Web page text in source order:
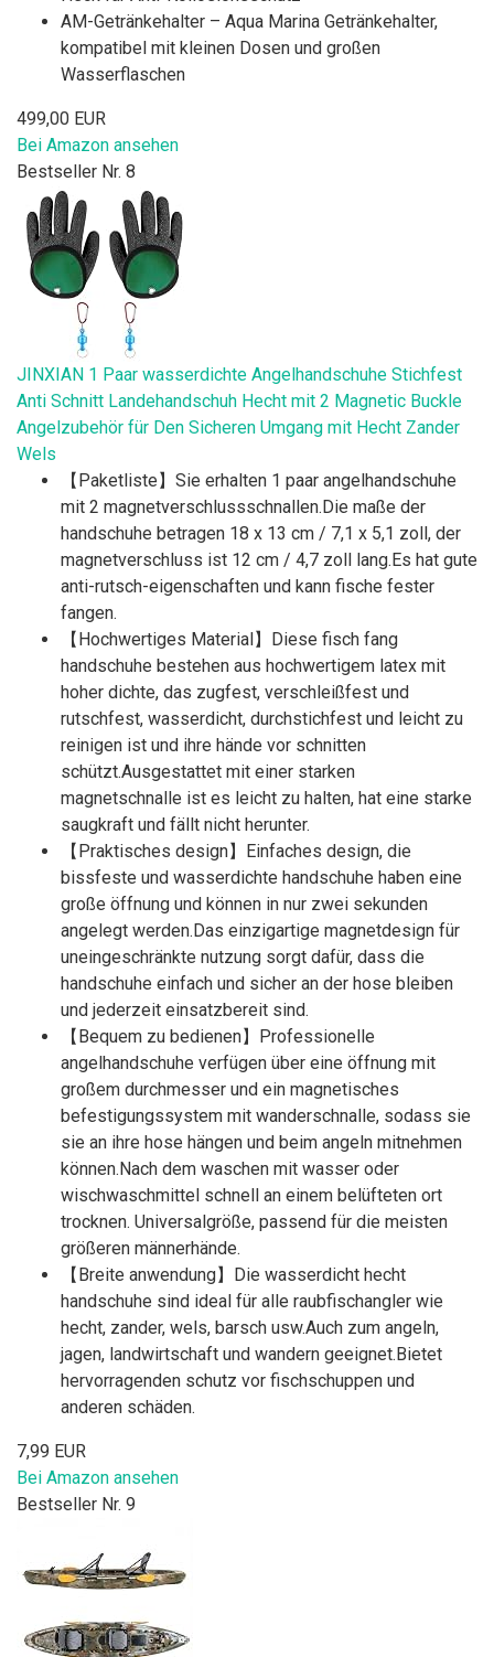
AM-Getränkehalter – Aqua Marina Getränkehalter,
kompatibel mit kleinen Dosen und großen
Wasserflaschen
499,00 EUR
Bei Amazon ansehen
Bestseller Nr. 8
JINXIAN 1 Paar wasserdichte Angelhandschuhe Stichfest
Anti Schnitt Landehandschuh Hecht mit 2 Magnetic Buckle
Angelzubehör für Den Sicheren Umgang mit Hecht Zander
Wels
【Paketliste】Sie erhalten 1 paar angelhandschuhe
mit 2 magnetverschlussschnallen.Die maße der
handschuhe betragen 18 x 13 cm / 7,1 x 5,1 zoll, der
magnetverschluss ist 12 cm / 4,7 zoll lang.Es hat gute
anti-rutsch-eigenschaften und kann fische fester
fangen.
【Hochwertiges Material】Diese fisch fang
handschuhe bestehen aus hochwertigem latex mit
hoher dichte, das zugfest, verschleißfest und
rutschfest, wasserdicht, durchstichfest und leicht zu
reinigen ist und ihre hände vor schnitten
schützt.Ausgestattet mit einer starken
magnetschnalle ist es leicht zu halten, hat eine starke
saugkraft und fällt nicht herunter.
【Praktisches design】Einfaches design, die
bissfeste und wasserdichte handschuhe haben eine
große öffnung und können in nur zwei sekunden
angelegt werden.Das einzigartige magnetdesign für
uneingeschränkte nutzung sorgt dafür, dass die
handschuhe einfach und sicher an der hose bleiben
und jederzeit einsatzbereit sind.
【Bequem zu bedienen】Professionelle
angelhandschuhe verfügen über eine öffnung mit
großem durchmesser und ein magnetisches
befestigungssystem mit wanderschnalle, sodass sie
sie an ihre hose hängen und beim angeln mitnehmen
können.Nach dem waschen mit wasser oder
wischwaschmittel schnell an einem belüfteten ort
trocknen. Universalgröße, passend für die meisten
größeren männerhände.
【Breite anwendung】Die wasserdicht hecht
handschuhe sind ideal für alle raubfischangler wie
hecht, zander, wels, barsch usw.Auch zum angeln,
jagen, landwirtschaft und wandern geeignet.Bietet
hervorragenden schutz vor fischschuppen und
anderen schäden.
7,99 EUR
Bei Amazon ansehen
Bestseller Nr. 9